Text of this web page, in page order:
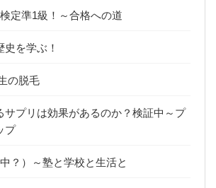
定準1級！～合格への道
を学ぶ！
の脱毛
サプリは効果があるのか？検証中～プ
プ
？）～塾と学校と生活と